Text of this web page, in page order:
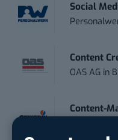
Social
Content
OAS AG in
Content-